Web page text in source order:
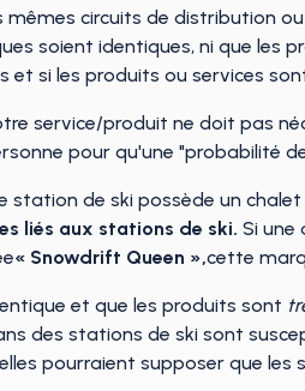
mêmes circuits de distribution
soient identiques, ni que les
et si les produits ou services
service/produit ne doit pas
pour qu'une "probabilité
station de ski possède un
liés aux stations de ski. Si une
« Snowdrift Queen »,cette
et que les produits sont
des stations de ski sont
pourraient supposer que